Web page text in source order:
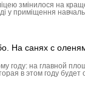
змінилося на
приміщення
На санях с
году: на главной
в этом году